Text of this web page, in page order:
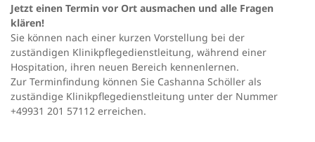
Jetzt einen Termin vor Ort ausmachen und alle Fragen
klären!
Sie können nach einer kurzen Vorstellung bei der
zuständigen Klinikpflegedienstleitung, während einer
Hospitation, ihren neuen Bereich kennenlernen.
Zur Terminfindung können Sie Cashanna Schöller als
zuständige Klinikpflegedienstleitung unter der Nummer
+49931 201 57112 erreichen.